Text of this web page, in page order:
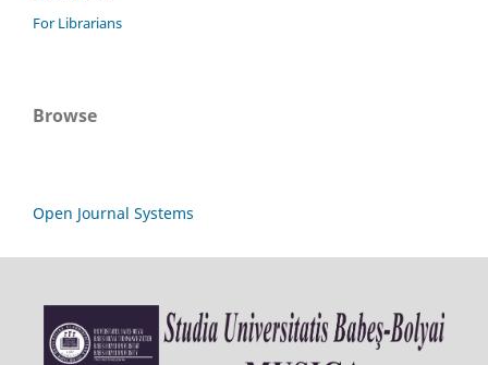
For Librarians
Browse
Open Journal Systems